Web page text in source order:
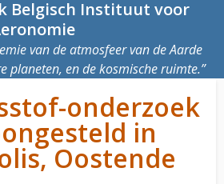
Belgisch Instituut voor
van de atmosfeer van de Aarde
planeten, en de kosmische ruimte.
onderzoek
in
Oostende